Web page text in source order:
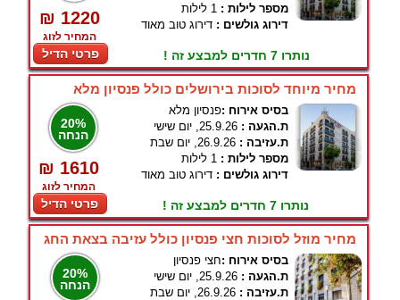
₪ 1220
המחיר לזוג
פרטי הדיל
מספר לילות : 1 לילות
דירוג גולשים : דירוג טוב מאוד
נותרו 7 חדרים למבצע זה !
מחיר מיוחד לסוכות בירושלים כולל פנסיון מלא
20%
הנחה
₪ 1610
המחיר לזוג
פרטי הדיל
בסיס אירוח :פנסיון מלא
ת.הגעה : 25.9.26, יום שישי
ת.עזיבה : 26.9.26, יום שבת
מספר לילות : 1 לילות
דירוג גולשים : דירוג טוב מאוד
נותרו 7 חדרים למבצע זה !
מחיר מוזל לסוכות חצי פנסיון כולל עזיבה בצאת החג
20%
הנחה
בסיס אירוח :חצי פנסיון
ת.הגעה : 25.9.26, יום שישי
ת.עזיבה : 26.9.26, יום שבת